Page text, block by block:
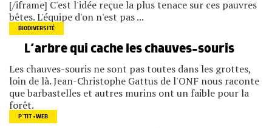
[/iframe] C'est l'idée reçue la plus tenace sur ces pauvres
bêtes. L'équipe d'on n'est pas ...
BIODIVERSITÉ
L’arbre qui cache les chauves-souris
Les chauves-souris ne sont pas toutes dans les grottes,
loin de là. Jean-Christophe Gattus de l'ONF nous raconte
que barbastelles et autres murins ont un faible pour la
forêt.
P’TIT +WEB